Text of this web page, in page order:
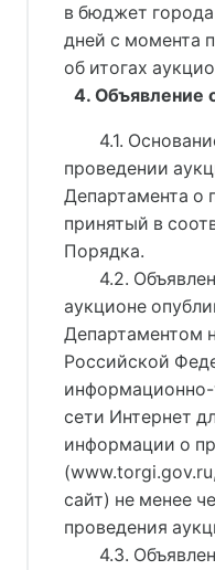
в бюджет
дней с момента
об итогах
4. Объявление
4.1.
проведении
Департамента о
принятый в
Порядка.
4.2.
аукционе
Департаментом
Российской
сети Интернет
информации о
сайт) не менее
проведения
4.3.